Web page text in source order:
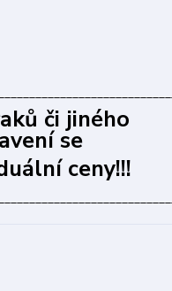
či jiného
se
ceny!!!